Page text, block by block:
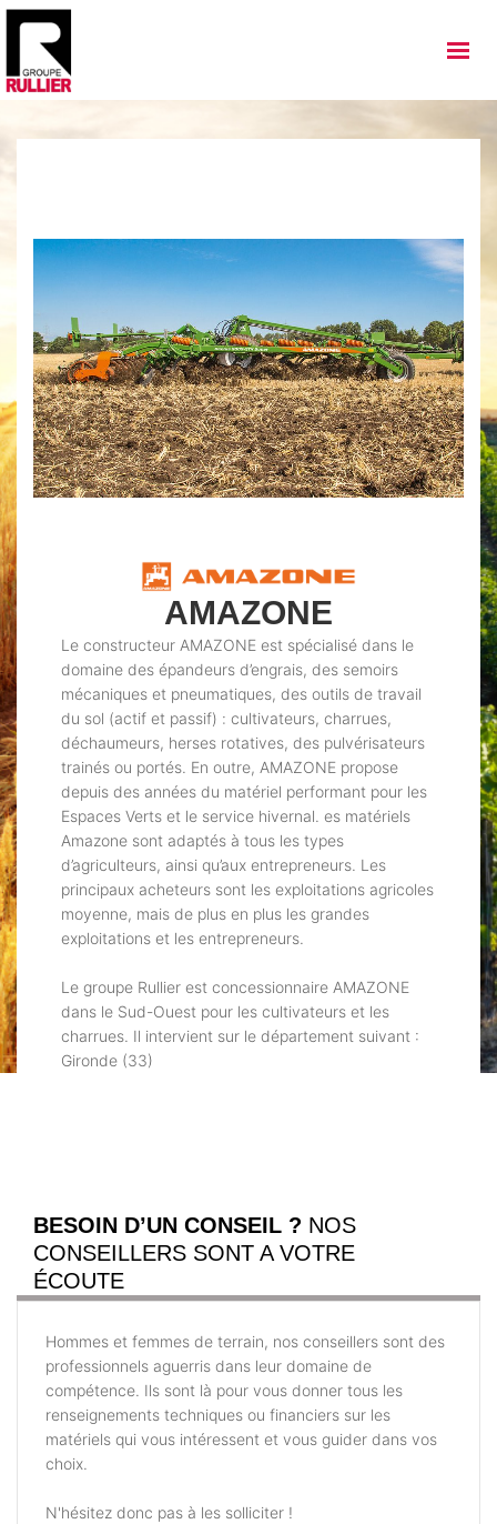
AMAZONE
Le constructeur AMAZONE est spécialisé dans le
domaine des épandeurs d’engrais, des semoirs
mécaniques et pneumatiques, des outils de travail
du sol (actif et passif) : cultivateurs, charrues,
déchaumeurs, herses rotatives, des pulvérisateurs
trainés ou portés. En outre, AMAZONE propose
depuis des années du matériel performant pour les
Espaces Verts et le service hivernal. es matériels
Amazone sont adaptés à tous les types
d’agriculteurs, ainsi qu’aux entrepreneurs. Les
principaux acheteurs sont les exploitations agricoles
moyenne, mais de plus en plus les grandes
exploitations et les entrepreneurs.
Le groupe Rullier est concessionnaire AMAZONE
dans le Sud-Ouest pour les cultivateurs et les
charrues. Il intervient sur le département suivant :
Gironde (33)
BESOIN D’UN CONSEIL ? NOS
CONSEILLERS SONT A VOTRE
ÉCOUTE
Hommes et femmes de terrain, nos conseillers sont des
professionnels aguerris dans leur domaine de
compétence. Ils sont là pour vous donner tous les
renseignements techniques ou financiers sur les
matériels qui vous intéressent et vous guider dans vos
choix.
N'hésitez donc pas à les solliciter !